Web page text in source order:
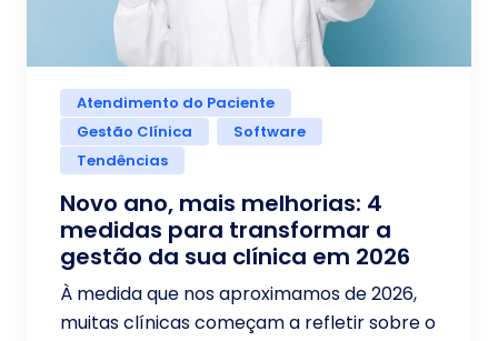
Atendimento do Paciente
Gestão Clínica
Software
Tendências
Novo ano, mais melhorias: 4
medidas para transformar a
gestão da sua clínica em 2026
À medida que nos aproximamos de 2026,
muitas clínicas começam a refletir sobre o